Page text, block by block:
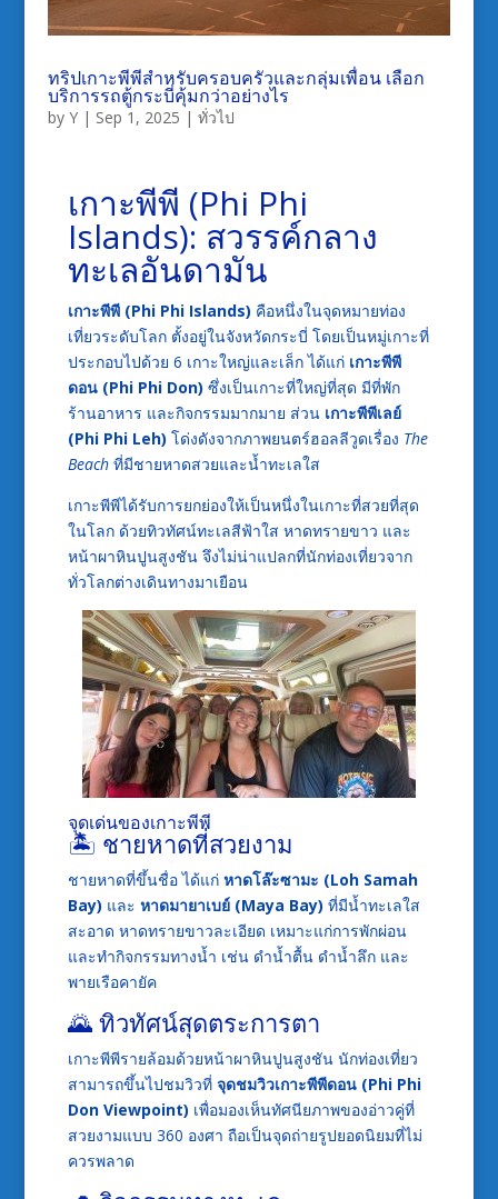
ทริปเกาะพีพีสำหรับครอบครัวและกลุ่มเพื่อน เลือก
บริการรถตู้กระบี่คุ้มกว่าอย่างไร
by Y| Sep 1, 2025 | ทั่วไป
เกาะพีพี (Phi Phi
Islands): สวรรค์กลาง
ทะเลอันดามัน
เกาะพีพี (Phi Phi Islands) คือหนึ่งในจุดหมายท่อง
เที่ยวระดับโลก ตั้งอยู่ในจังหวัดกระบี่ โดยเป็นหมู่เกาะที่
ประกอบไปด้วย 6 เกาะใหญ่และเล็ก ได้แก่ เกาะพีพี
ดอน (Phi Phi Don) ซึ่งเป็นเกาะที่ใหญ่ที่สุด มีที่พัก
ร้านอาหาร และกิจกรรมมากมาย ส่วน เกาะพีพีเลย์
(Phi Phi Leh) โด่งดังจากภาพยนตร์ฮอลลีวูดเรื่อง The
Beachที่มีชายหาดสวยและน้ำทะเลใส
เกาะพีพีได้รับการยกย่องให้เป็นหนึ่งในเกาะที่สวยที่สุด
ในโลก ด้วยทิวทัศน์ทะเลสีฟ้าใส หาดทรายขาว และ
หน้าผาหินปูนสูงชัน จึงไม่น่าแปลกที่นักท่องเที่ยวจาก
ทั่วโลกต่างเดินทางมาเยือน
จุดเด่นของเกาะพีพี
🏝️ ชายหาดที่สวยงาม
ชายหาดที่ขึ้นชื่อ ได้แก่ หาดโล๊ะซามะ (Loh Samah
Bay) และ หาดมายาเบย์ (Maya Bay) ที่มีน้ำทะเลใส
สะอาด หาดทรายขาวละเอียด เหมาะแก่การพักผ่อน
และทำกิจกรรมทางน้ำ เช่น ดำน้ำตื้น ดำน้ำลึก และ
พายเรือคายัค
🌄 ทิวทัศน์สุดตระการตา
เกาะพีพีรายล้อมด้วยหน้าผาหินปูนสูงชัน นักท่องเที่ยว
สามารถขึ้นไปชมวิวที่ จุดชมวิวเกาะพีพีดอน (Phi Phi
Don Viewpoint) เพื่อมองเห็นทัศนียภาพของอ่าวคู่ที่
สวยงามแบบ 360 องศา ถือเป็นจุดถ่ายรูปยอดนิยมที่ไม่
ควรพลาด